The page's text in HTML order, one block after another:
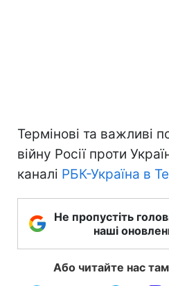
Термінові та важливі
війну Росії проти
каналі РБК-Україна в
Не пропустіть
наші
Або читайте нас